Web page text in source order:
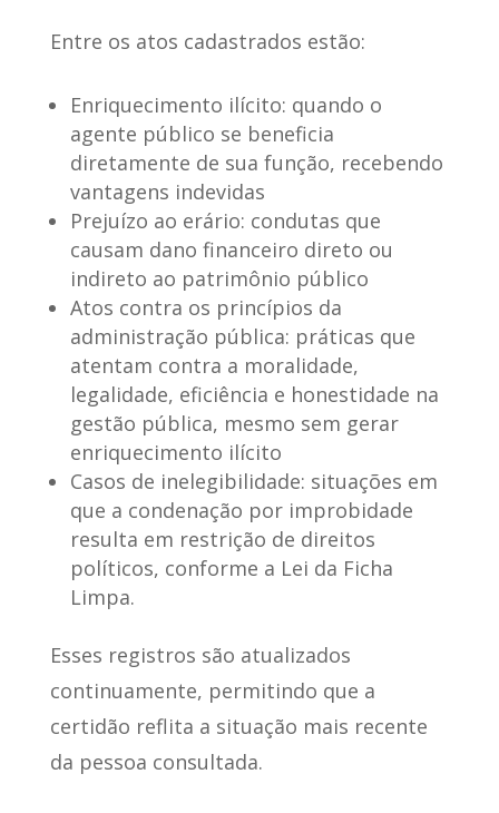
Entre os atos cadastrados estão:
Enriquecimento ilícito: quando o
agente público se beneficia
diretamente de sua função, recebendo
vantagens indevidas
Prejuízo ao erário: condutas que
causam dano financeiro direto ou
indireto ao patrimônio público
Atos contra os princípios da
administração pública: práticas que
atentam contra a moralidade,
legalidade, eficiência e honestidade na
gestão pública, mesmo sem gerar
enriquecimento ilícito
Casos de inelegibilidade: situações em
que a condenação por improbidade
resulta em restrição de direitos
políticos, conforme a Lei da Ficha
Limpa.
Esses registros são atualizados
continuamente, permitindo que a
certidão reflita a situação mais recente
da pessoa consultada.